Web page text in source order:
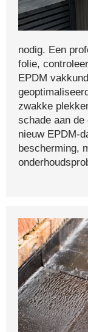
nodig. Een
folie,
EPDM
zwakke
schade aan
nieuw EPDM-
bescherming,